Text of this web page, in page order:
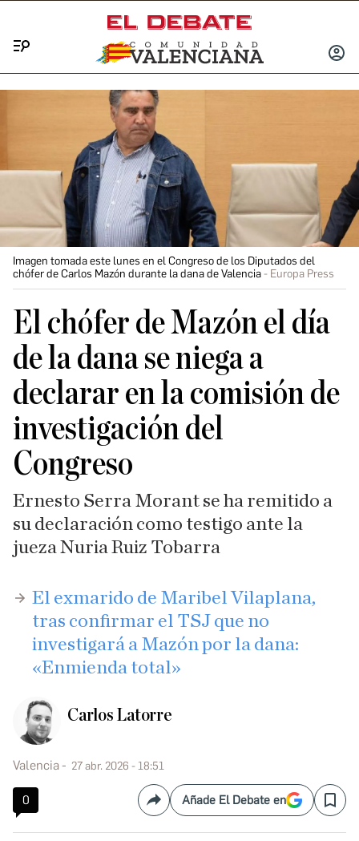
INICIAR
Imagen tomada este lunes en el Congreso de los Diputados del
chófer de Carlos Mazón durante la dana de Valencia
Europa Press
El chófer de Mazón el día
de la dana se niega a
declarar en la comisión de
investigación del
Congreso
Ernesto Serra Morant se ha remitido a
su declaración como testigo ante la
jueza Nuria Ruiz Tobarra
​El exmarido de Maribel Vilaplana,
tras confirmar el TSJ que no
investigará a Mazón por la dana:
«Enmienda total»
Carlos Latorre
Valencia 27 abr. 2026 - 18:51
0 CompartirAñade El Debate en Save